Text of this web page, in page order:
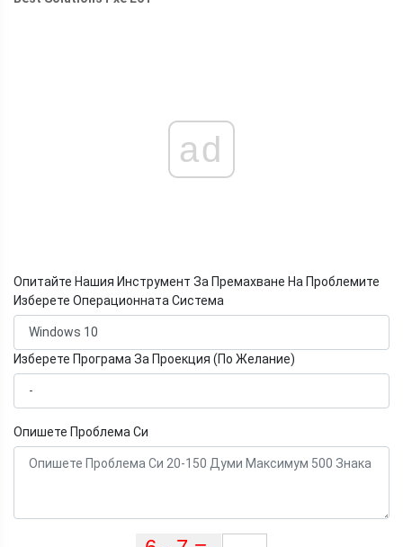
ad
Опитайте Нашия Инструмент За Премахване На Проблемите
Изберете Операционната Система
Изберете Програма За Проекция (По Желание)
Опишете Проблема Си